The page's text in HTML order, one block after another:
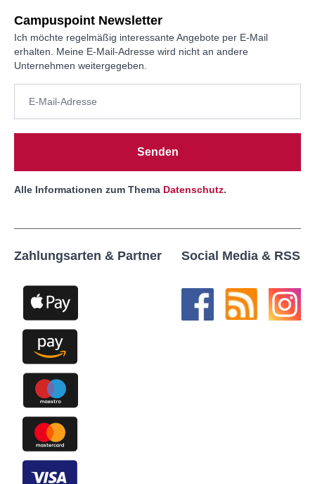
Campuspoint Newsletter
Ich möchte regelmäßig interessante Angebote per E-Mail
erhalten. Meine E-Mail-Adresse wird nicht an andere
Unternehmen weitergegeben.
Senden
Alle Informationen zum Thema Datenschutz.
Zahlungsarten & Partner Social Media & RSS